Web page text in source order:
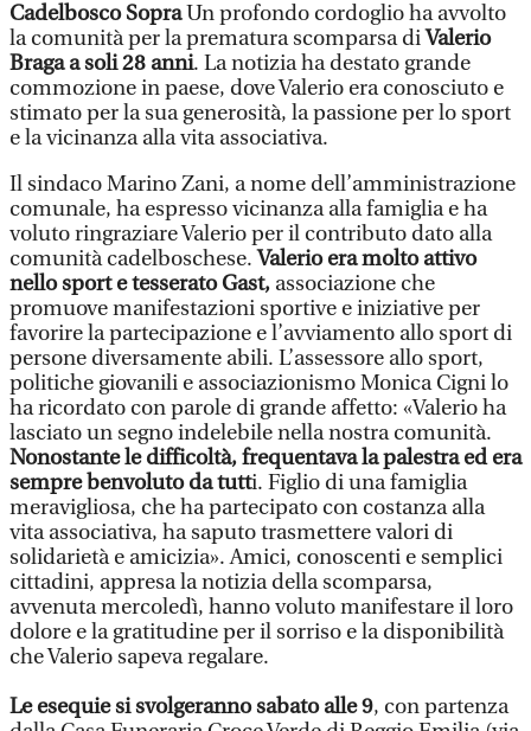
Cadelbosco SopraUn profondo cordoglio ha avvolto
la comunità per la prematura scomparsa diValerio
Braga a soli 28 anni. La notizia ha destato grande
commozione in paese, dove Valerio era conosciuto e
stimato per la sua generosità, la passione per lo sport
e la vicinanza alla vita associativa.
Il sindaco Marino Zani, a nome dell’amministrazione
comunale, ha espresso vicinanza alla famiglia e ha
voluto ringraziare Valerio per il contributo dato alla
comunità cadelboschese.Valerio era molto attivo
nello sport e tesserato Gast, associazione che
promuove manifestazioni sportive e iniziative per
favorire la partecipazione e l’avviamento allo sport di
persone diversamente abili. L’assessore allo sport,
politiche giovanili e associazionismo Monica Cigni lo
ha ricordato con parole di grande affetto: «Valerio ha
lasciato un segno indelebile nella nostra comunità.
Nonostante le difficoltà, frequentava la palestra ed era
sempre benvoluto da tutti. Figlio di una famiglia
meravigliosa, che ha partecipato con costanza alla
vita associativa, ha saputo trasmettere valori di
solidarietà e amicizia». Amici, conoscenti e semplici
cittadini, appresa la notizia della scomparsa,
avvenuta mercoledì, hanno voluto manifestare il loro
dolore e la gratitudine per il sorriso e la disponibilità
che Valerio sapeva regalare.
Le esequie si svolgeranno sabato alle 9, con partenza